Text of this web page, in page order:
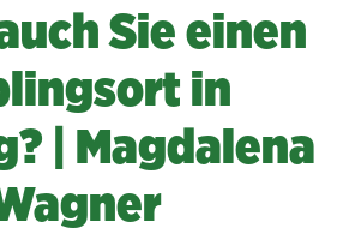
Sie einen
in
| Magdalena